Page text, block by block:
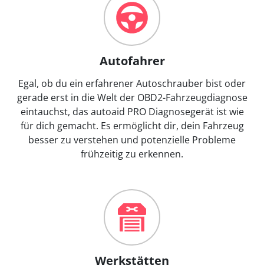
Autofahrer
Egal, ob du ein erfahrener Autoschrauber bist oder
gerade erst in die Welt der OBD2-Fahrzeugdiagnose
eintauchst, das autoaid PRO Diagnosegerät ist wie
für dich gemacht. Es ermöglicht dir, dein Fahrzeug
besser zu verstehen und potenzielle Probleme
frühzeitig zu erkennen.
Werkstätten